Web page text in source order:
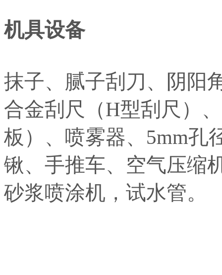
机具设备
抹子、腻子刮刀、阴阳
合金刮尺（H型刮尺）
板）、喷雾器、5mm孔
锹、手推车、空气压缩
砂浆喷涂机，试水管。